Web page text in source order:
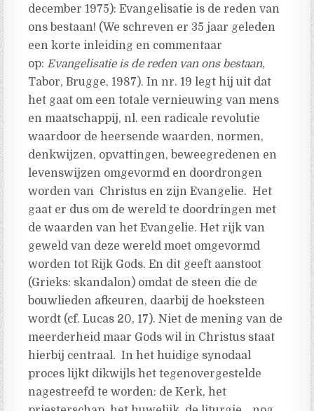
december 1975): Evangelisatie is de reden van
ons bestaan! (We schreven er 35 jaar geleden
een korte inleiding en commentaar
op:Evangelisatie is de reden van ons bestaan,
Tabor, Brugge, 1987). In nr. 19 legt hij uit dat
het gaat om een totale vernieuwing van mens
en maatschappij, nl. een radicale revolutie
waardoor de heersende waarden, normen,
denkwijzen, opvattingen, beweegredenen en
levenswijzen omgevormd en doordrongen
worden van Christus en zijn Evangelie. Het
gaat er dus om de wereld te doordringen met
de waarden van het Evangelie. Het rijk van
geweld van deze wereld moet omgevormd
worden tot Rijk Gods. En dit geeft aanstoot
(Grieks: skandalon) omdat de steen die de
bouwlieden afkeuren, daarbij de hoeksteen
wordt (cf. Lucas 20, 17). Niet de mening van de
meerderheid maar Gods wil in Christus staat
hierbij centraal. In het huidige synodaal
proces lijkt dikwijls het tegenovergestelde
nagestreefd te worden: de Kerk, het